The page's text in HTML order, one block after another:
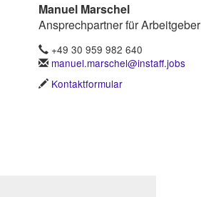
Manuel Marschel
Ansprechpartner für Arbeitgeber
+49 30 959 982 640
manuel.marschel@instaff.jobs
Kontaktformular